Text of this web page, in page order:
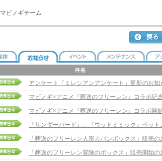
マビノギチーム
アンケート「ミレシアンアンケート」更新のお知
『サンダーバード』、『ウッドミミック』ペッ
「葬送のフリーレン人形カバンボックス」販売
「葬送のフリーレン冒険のボックス」販売開始